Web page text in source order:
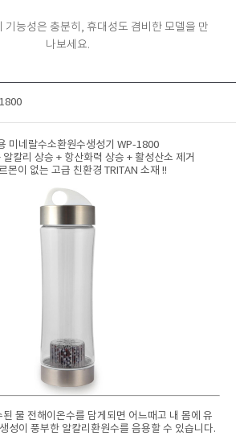
기능성은 충분히, 휴대성도 겸비한 모델을 만
나보세요.
미네랄수소환원수생성기 WP-1800
알칼리 상승 + 항산화력 상승 + 활성산소 제거
몬이 없는 고급 친환경 TRITAN 소재 !!
된 물 전해이온수를 담게되면 어느때고 내 몸에 유
성이 풍부한 알칼리환원수를 음용할 수 있습니다.